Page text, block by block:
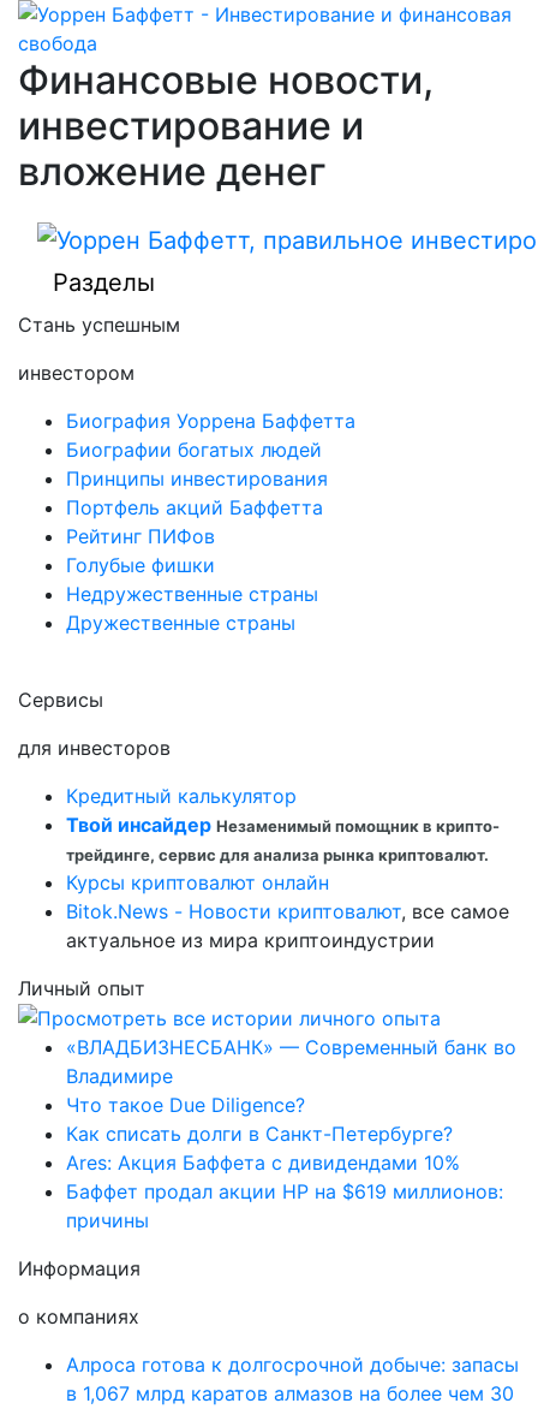
Финансовые новости,
инвестирование и
вложение денег
Разделы
Стань успешным
инвестором
Биография Уоррена Баффетта
Биографии богатых людей
Принципы инвестирования
Портфель акций Баффетта
Рейтинг ПИФов
Голубые фишки
Недружественные страны
Дружественные страны
Сервисы
для инвесторов
Кредитный калькулятор
Твой инсайдер Незаменимый помощник в крипто-
трейдинге, сервис для анализа рынка криптовалют.
Курсы криптовалют онлайн
Bitok.News - Новости криптовалют, все самое
актуальное из мира криптоиндустрии
Личный опыт
«ВЛАДБИЗНЕСБАНК» — Современный банк во
Владимире
Что такое Due Diligence?
Как списать долги в Санкт-Петербурге?
Ares: Акция Баффета с дивидендами 10%
Баффет продал акции HP на $619 миллионов:
причины
Информация
о компаниях
Алроса готова к долгосрочной добыче: запасы
в 1,067 млрд каратов алмазов на более чем 30